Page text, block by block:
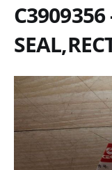
C3909356